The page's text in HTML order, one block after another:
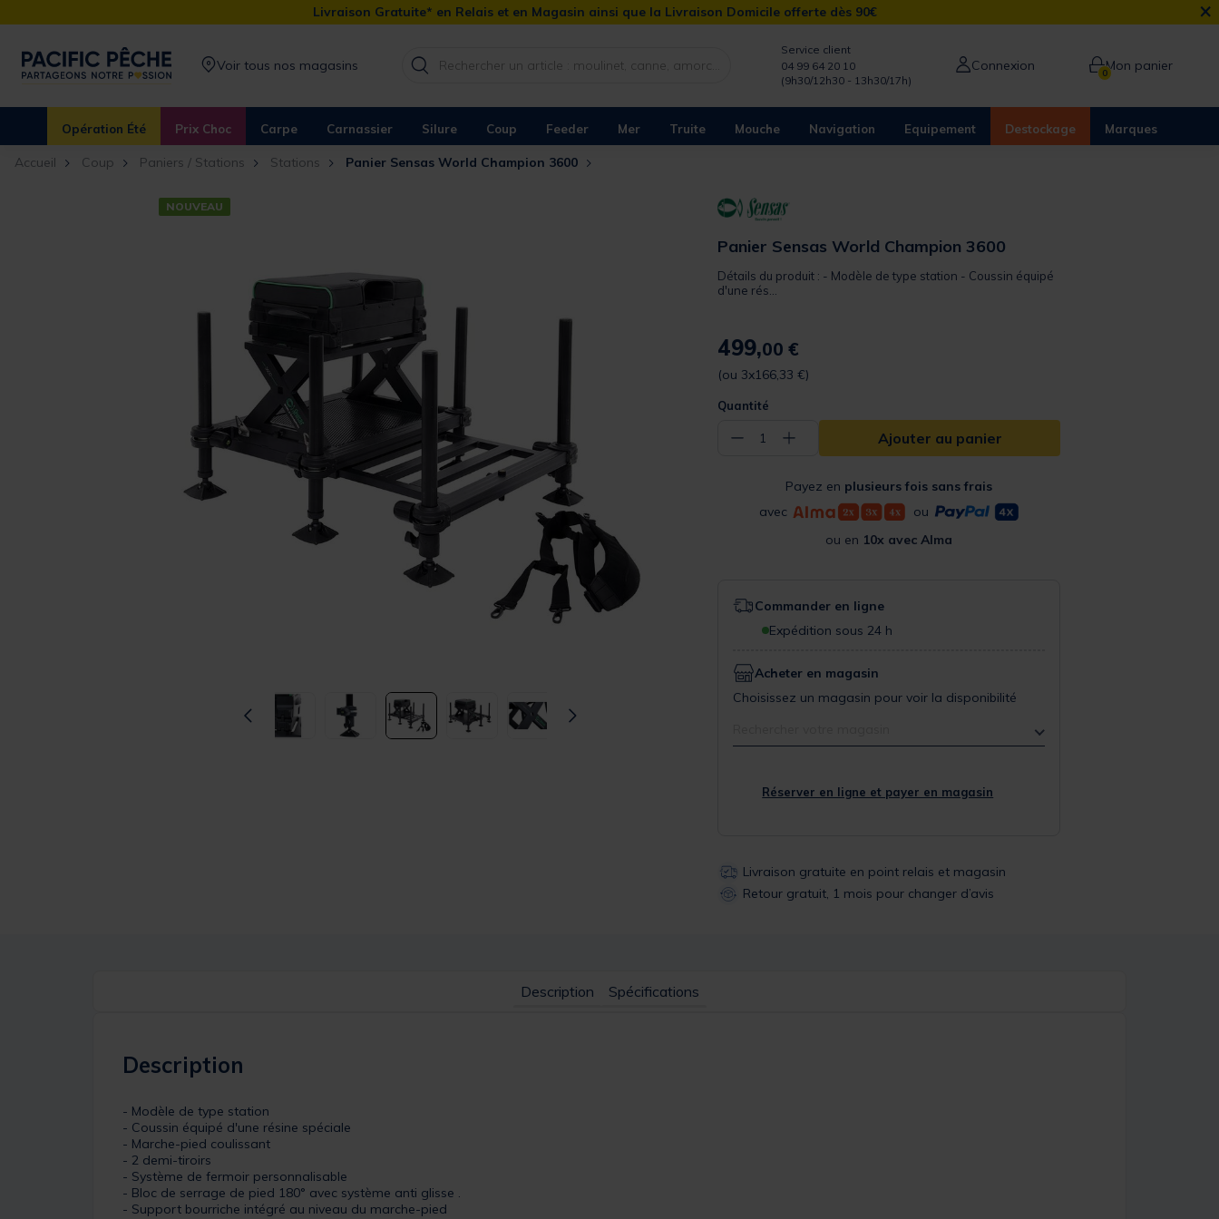
Livraison Gratuite* en Relais et en Magasin ainsi que la Livraison Domicile offerte dès 90€ ×
Voir tous nos magasins
Service client
04 99 64 20 10
(9h30/12h30 - 13h30/17h)
Connexion 0Mon panier
Opération Été Prix Choc Carpe Carnassier Silure Coup Feeder Mer Truite Mouche Navigation Equipement Destockage Marques
Accueil Coup Paniers / Stations Stations Panier Sensas World Champion 3600
NOUVEAU
Panier Sensas World Champion 3600
Détails du produit : - Modèle de type station - Coussin équipé
d'une rés...
499,00 €
(ou 3x166,33 €)
Quantité
− 1 + Ajouter au panier
Payez en plusieurs fois sans frais
avec
ou
ou en 10x avec Alma
Commander en ligne
Expédition sous 24 h
Acheter en magasin
Choisissez un magasin pour voir la disponibilité
Réserver en ligne et payer en magasin
Livraison gratuite en point relais et magasin
Retour gratuit, 1 mois pour changer d’avis
Description Spécifications
Description
- Modèle de type station
- Coussin équipé d'une résine spéciale
- Marche-pied coulissant
- 2 demi-tiroirs
- Système de fermoir personnalisable
- Bloc de serrage de pied 180° avec système anti glisse .
- Support bourriche intégré au niveau du marche-pied